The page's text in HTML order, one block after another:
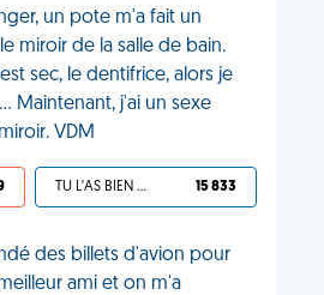
un pote m'a fait un
miroir de la salle de bain.
sec, le dentifrice, alors je
Maintenant, j'ai un sexe
VDM
TU L'AS BIEN MÉRITÉ 15 833
des billets d'avion pour
ami et on m'a